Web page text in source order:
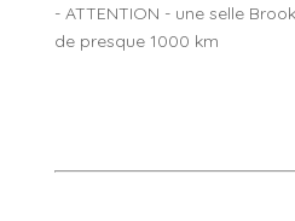
- ATTENTION - une selle
de presque 1000 km